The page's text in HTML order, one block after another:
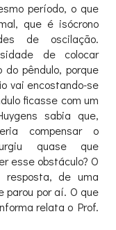
período, o que
que é isócrono
de oscilação.
de colocar
pêndulo, porque
vai encostando-se
ficasse com um
sabia que,
compensar o
quase que
esse obstáculo? O
de uma
parou por aí. O que
relata o Prof.